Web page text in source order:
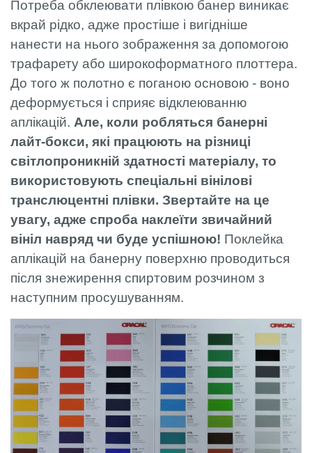
Потреба обклеювати плівкою банер виникає
вкрай рідко, адже простіше і вигідніше
нанести на нього зображення за допомогою
трафарету або широкоформатного плоттера.
До того ж полотно є поганою основою - воно
деформується і сприяє відклеюванню
аплікацій. Але, коли робляться банерні
лайт-бокси, які працюють на різниці
світлопроникній здатності матеріалу, то
використовують спеціальні вінілові
транслюцентні плівки. Звертайте на це
увагу, адже спроба наклеїти звичайний
вініл навряд чи буде успішною! Поклейка
аплікацій на банерну поверхню проводиться
після знежирення спиртовим розчином з
наступним просушуванням.